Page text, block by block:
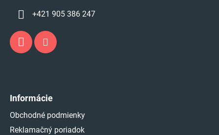
+421 905 386 247
Informácie
Obchodné podmienky
Reklamačný poriadok